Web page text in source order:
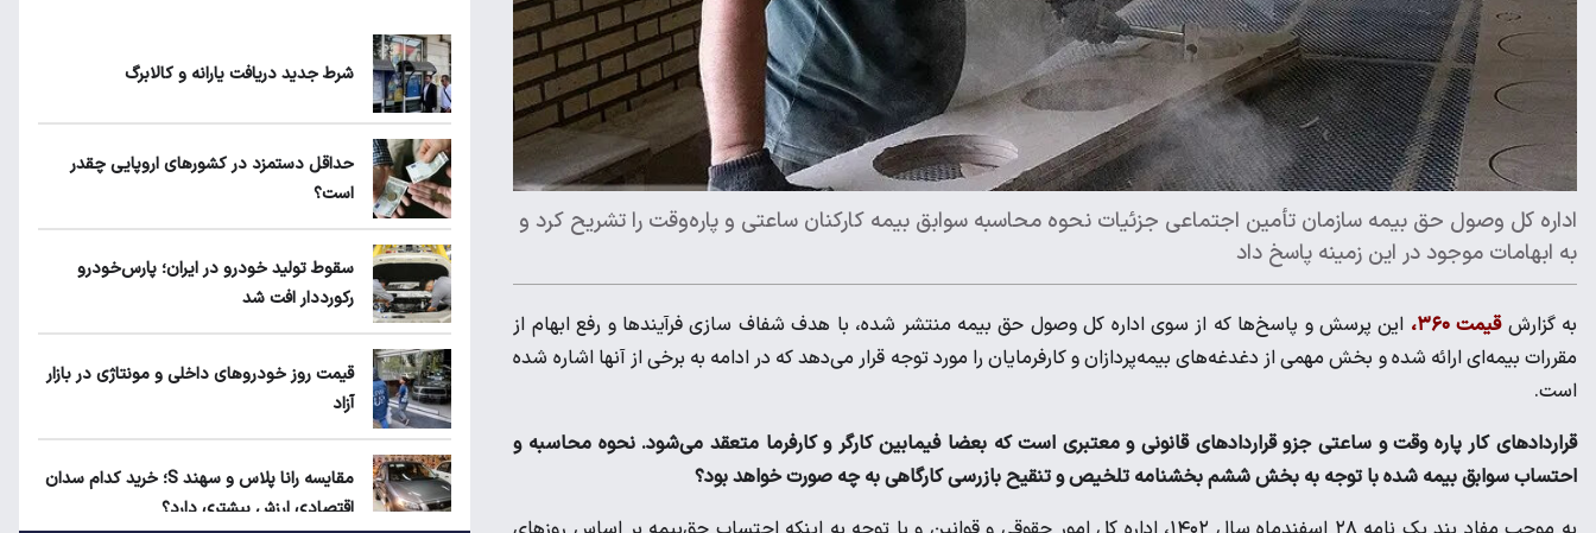
اداره کل وصول حق بیمه سازمان تأمین اجتماعی جزئیات نحوه محاسبه سوابق بیمه کارکنان ساعتی و پاره‌وقت را تشریح کرد و
به ابهامات موجود در این زمینه پاسخ داد
به گزارشقیمت ۳۶۰،
این پرسش و پاسخ‌ها که از سوی اداره کل وصول حق بیمه منتشر شده، با هدف شفاف سازی فرآیندها و رفع ابهام از
مقررات بیمه‌ای ارائه شده و بخش مهمی از دغدغه‌های بیمه‌پردازان و کارفرمایان را مورد توجه قرار می‌دهد که در ادامه به برخی از آنها اشاره شده
است.
قراردادهای کار پاره وقت و ساعتی جزو قراردادهای قانونی و معتبری است که بعضا فیمابین کارگر و کارفرما متعقد می‌شود. نحوه محاسبه و
احتساب سوابق بیمه شده با توجه به بخش ششم بخشنامه تلخیص و تنقیح بازرسی کارگاهی به چه صورت خواهد بود؟
فهرست مشاغل سخت حذف می‌شوند؟
متقاضیان
شرط جدید دریافت یارانه و کالابرگ
است؟
شرط جدید دریافت یارانه و کالابرگ
حداقل دستمزد در کشورهای اروپایی چقدر
است؟
سقوط تولید خودرو در ایران؛ پارس‌خودرو
رکورددار افت شد
قیمت روز خودروهای داخلی و مونتاژی در بازار
آزاد
مقایسه رانا پلاس و سهند S؛ خرید کدام سدان
اقتصادی ارزش بیشتری دارد؟